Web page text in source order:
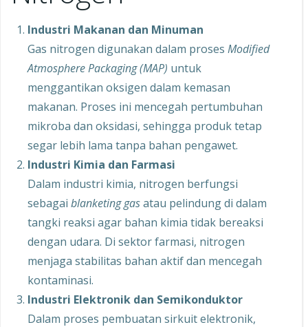
Industri Makanan dan Minuman
Gas nitrogen digunakan dalam proses Modified
Atmosphere Packaging (MAP) untuk
menggantikan oksigen dalam kemasan
makanan. Proses ini mencegah pertumbuhan
mikroba dan oksidasi, sehingga produk tetap
segar lebih lama tanpa bahan pengawet.
Industri Kimia dan Farmasi
Dalam industri kimia, nitrogen berfungsi
sebagai blanketing gasatau pelindung di dalam
tangki reaksi agar bahan kimia tidak bereaksi
dengan udara. Di sektor farmasi, nitrogen
menjaga stabilitas bahan aktif dan mencegah
kontaminasi.
Industri Elektronik dan Semikonduktor
Dalam proses pembuatan sirkuit elektronik,